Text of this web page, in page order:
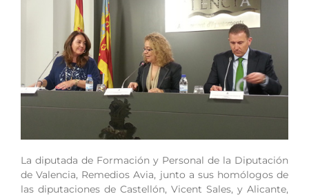
La diputada de Formación y Personal de la Diputación
de Valencia, Remedios Avia, junto a sus homólogos de
las diputaciones de Castellón, Vicent Sales, y Alicante,